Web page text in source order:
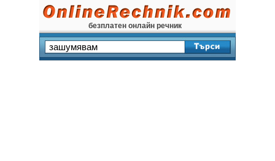
безплатен онлайн речник